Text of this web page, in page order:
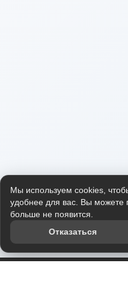
Мы используем cookies,
удобнее для вас. Вы можете
больше не появится.
Отказаться